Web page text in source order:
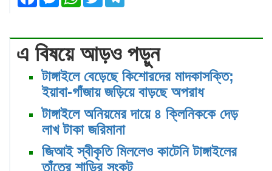
এ বিষয়ে আড়ও পড়ুন
টাঙ্গাইলে বেড়েছে কিশোরদের মাদকাসক্তি;
ইয়াবা-গাঁজায় জড়িয়ে বাড়ছে অপরাধ
টাঙ্গাইলে অনিয়মের দায়ে ৪ ক্লিনিককে দেড়
লাখ টাকা জরিমানা
জিআই স্বীকৃতি মিললেও কাটেনি টাঙ্গাইলের
তাঁতের শাড়ির সংকট